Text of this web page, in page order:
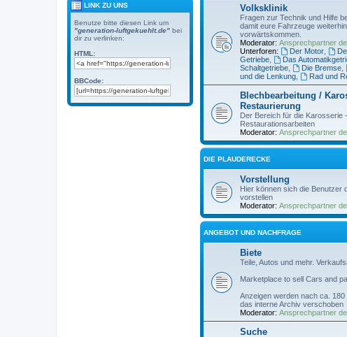
Volksklinik
Fragen zur Technik und Hilfe
damit eure Fahrzeuge
vorwärtskommen.
Moderator: Ansprechpartner
Unterforen:
Der Motor,
Getriebe
Das
Schaltgetriebe
Die Bremse,
und die Lenkung
Rad und
Blechbearbeitung /
Restaurierung
Der Bereich für die Karosserie -
Restaurationsarbeiten
Moderator: Ansprechpartner
DIE PLAUDERECKE
Vorstellung
Hier können sich die Benutzer
vorstellen
Moderator: Ansprechpartner
ANGEBOT UND NACHFRAGE
Biete
Teile, Autos und mehr.
Marketplace to sell Cars and
Anzeigen werden nach ca. 180
das interne Archiv verschoben
Moderator: Ansprechpartner
Suche
LINK ZU UNS
Benutze bitte diesen Link um
"generation-luftgekuehlt.de" bei
dir zu verlinken:
HTML:
BBCode: